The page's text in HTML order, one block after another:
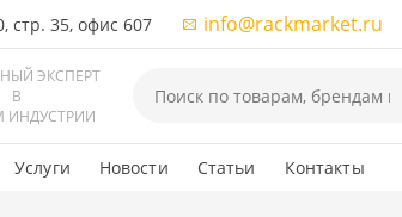
стр. 35, офис 607 info@rackmarket.ru
ЭКСПЕРТ
В
ИНДУСТРИИ
Услуги Новости Статьи Контакты